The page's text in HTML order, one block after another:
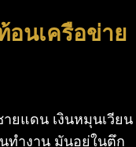
อนเครือข่าย
ยแดน เงินหมุนเวียน
ทำงาน มันอยู่ในตึก